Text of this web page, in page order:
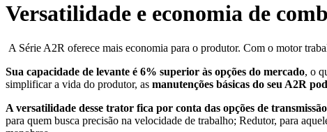
Versatilidade e economia de
A Série A2R oferece mais economia para o produtor. Com o motor
Sua capacidade de levante é 6% superior às opções do mercado, o
simplificar a vida do produtor, as manutenções básicas do seu A2R
A versatilidade desse trator fica por conta das opções de transmissão
para quem busca precisão na velocidade de trabalho; Redutor, para